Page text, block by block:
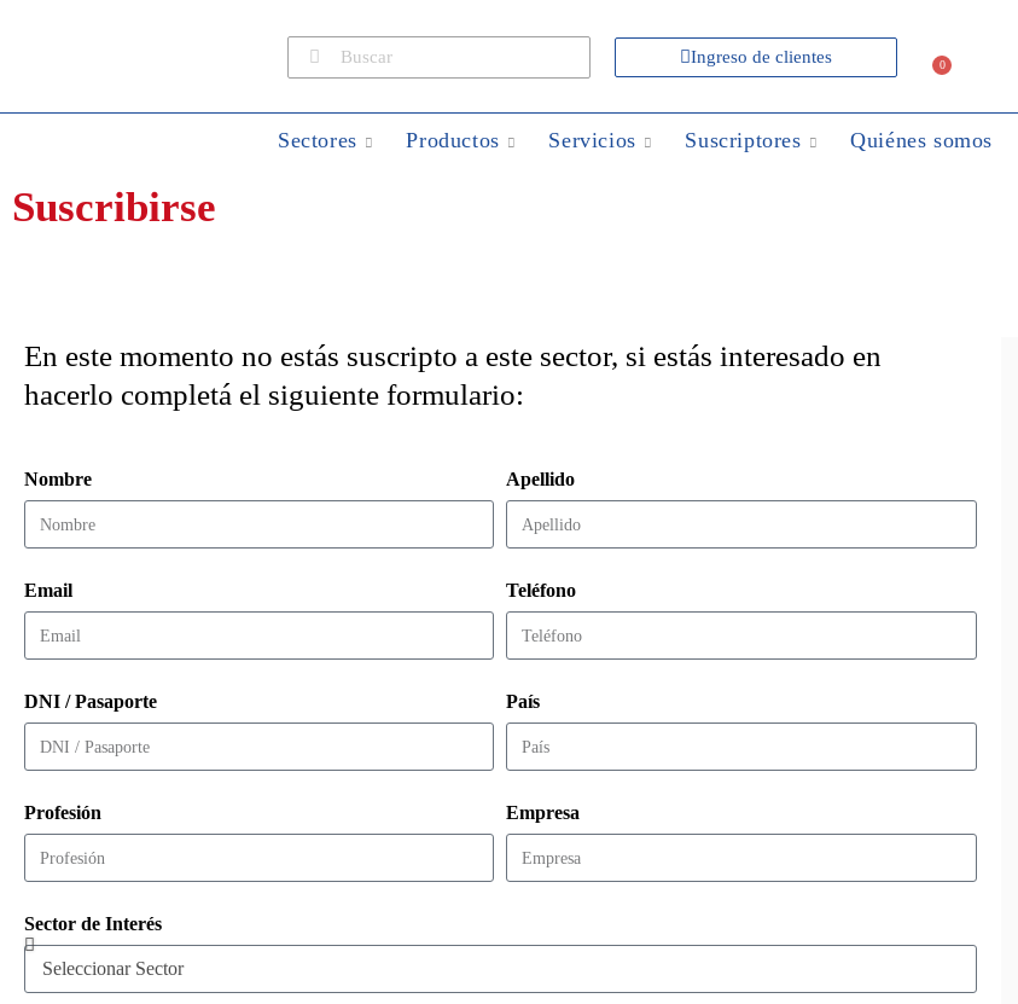
Ingreso de clientes 0
Sectores Productos Servicios Suscriptores Quiénes somos
Suscribirse
En este momento no estás suscripto a este sector, si estás interesado en
hacerlo completá el siguiente formulario:
Nombre Apellido
Email Teléfono
DNI / Pasaporte País
Profesión Empresa
Sector de Interés